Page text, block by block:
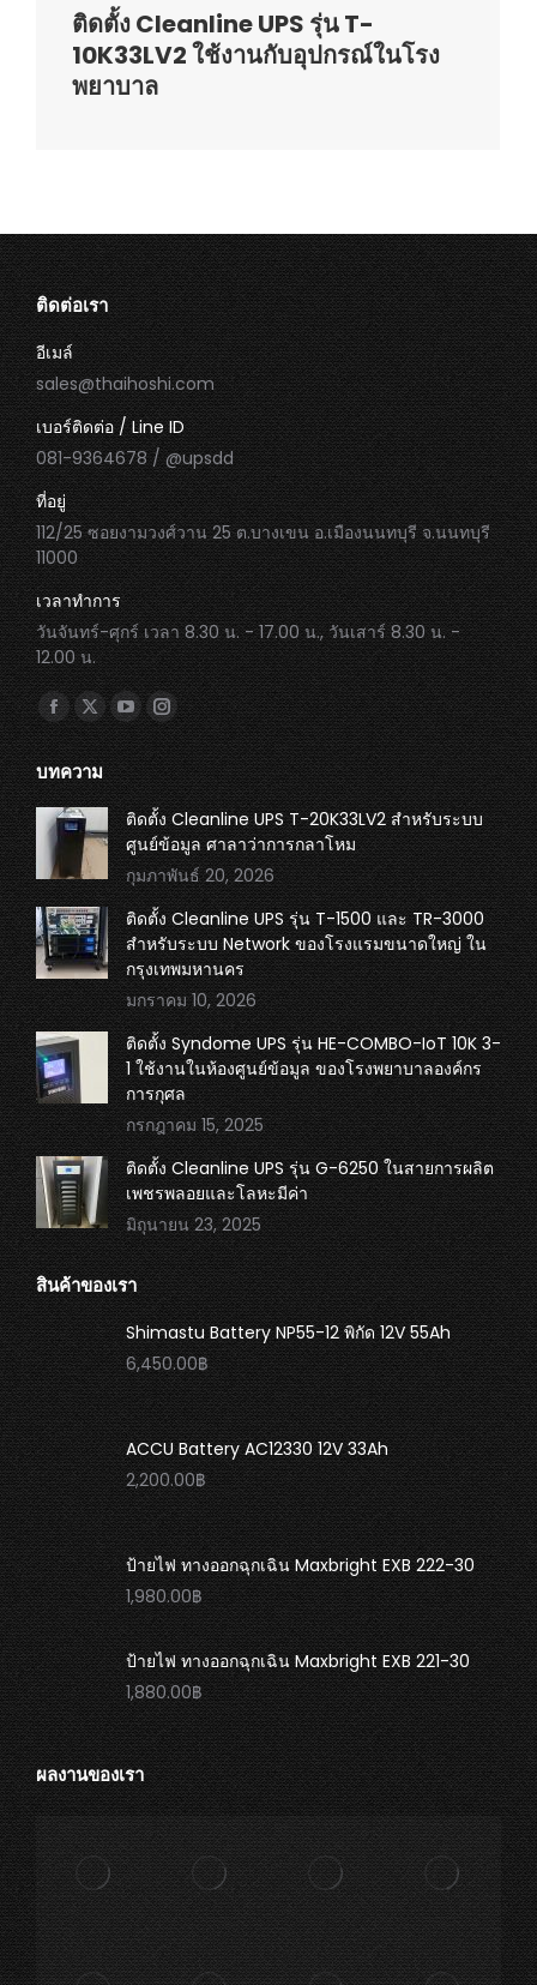
ติดตั้ง Cleanline UPS รุ่น T-
10K33LV2 ใช้งานกับอุปกรณ์ในโรง
พยาบาล
ติดต่อเรา
อีเมล์
sales@thaihoshi.com
เบอร์ติดต่อ / Line ID
081-9364678 / @upsdd
ที่อยู่
112/25 ซอยงามวงศ์วาน 25 ต.บางเขน อ.เมืองนนทบุรี จ.นนทบุรี
11000
เวลาทำการ
วันจันทร์-ศุกร์ เวลา 8.30 น. - 17.00 น., วันเสาร์ 8.30 น. -
12.00 น.
Find us on:
Facebook
page
opens
in
new
window
X
page
opens
in
new
window
YouTube
page
opens
in
new
window
Instagram
page
opens
in
new
window
บทความ
ติดตั้ง Cleanline UPS T-20K33LV2 สำหรับระบบ
ศูนย์ข้อมูล ศาลาว่าการกลาโหม
กุมภาพันธ์ 20, 2026
ติดตั้ง Cleanline UPS รุ่น T-1500 และ TR-3000
สำหรับระบบ Network ของโรงแรมขนาดใหญ่ ใน
กรุงเทพมหานคร
มกราคม 10, 2026
ติดตั้ง Syndome UPS รุ่น HE-COMBO-IoT 10K 3-
1 ใช้งานในห้องศูนย์ข้อมูล ของโรงพยาบาลองค์กร
การกุศล
กรกฎาคม 15, 2025
ติดตั้ง Cleanline UPS รุ่น G-6250 ในสายการผลิต
เพชรพลอยและโลหะมีค่า
มิถุนายน 23, 2025
สินค้าของเรา
Shimastu Battery NP55-12 พิกัด 12V 55Ah
6,450.00฿
ACCU Battery AC12330 12V 33Ah
2,200.00฿
ป้ายไฟ ทางออกฉุกเฉิน Maxbright EXB 222-30
1,980.00฿
ป้ายไฟ ทางออกฉุกเฉิน Maxbright EXB 221-30
1,880.00฿
ผลงานของเรา